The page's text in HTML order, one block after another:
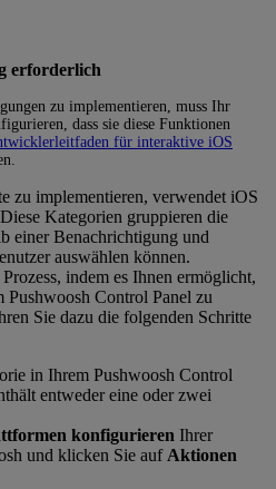
erforderlich
zu implementieren, muss Ihr
dass sie diese Funktionen
für interaktive iOS
zu implementieren, verwendet iOS
Kategorien gruppieren die
einer Benachrichtigung und
auswählen können.
indem es Ihnen ermöglicht,
Pushwoosh Control Panel zu
Sie dazu die folgenden Schritte
in Ihrem Pushwoosh Control
entweder eine oder zwei
konfigurieren Ihrer
und klicken Sie auf Aktionen